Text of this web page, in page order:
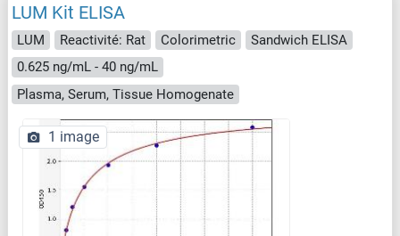
LUM Kit ELISA
LUM Reactivité: Rat Colorimetric
Sandwich ELISA
0.625 ng/mL - 40 ng/mL
Plasma, Serum, Tissue Homogenate
1 image